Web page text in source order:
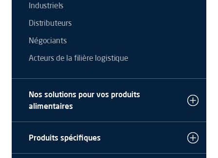
Industriels
Distributeurs
Négociants
Acteurs de la filière logistique
Nos solutions pour vos produits
alimentaires
Produits spécifiques